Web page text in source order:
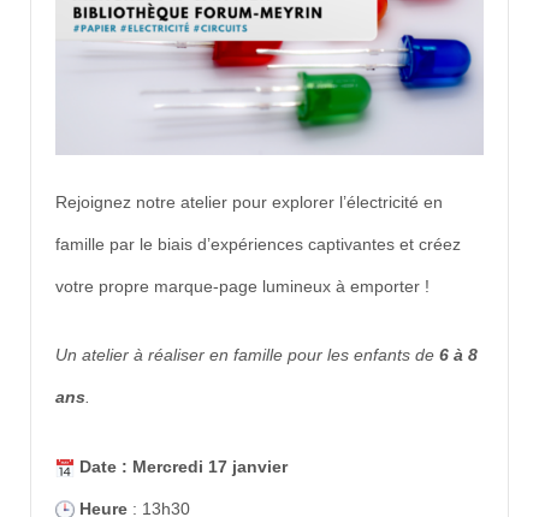
Rejoignez notre atelier pour explorer l’électricité en
famille par le biais d’expériences captivantes et créez
votre propre marque-page lumineux à emporter !
Un atelier à réaliser en famille pour les enfants de 6 à 8
ans.
Date : Mercredi 17 janvier
Heure : 13h30